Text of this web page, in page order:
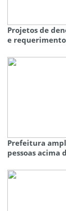
Projetos de
e
Prefeitura
pessoas acima